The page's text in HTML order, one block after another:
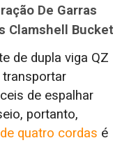
De Garras
Clamshell Bucket
de dupla viga QZ
de espalhar
portanto,
quatro cordas é